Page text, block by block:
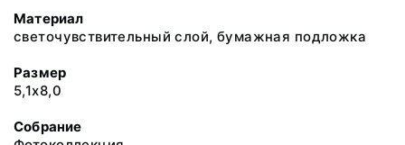
Материал
светочувствительный слой, бумажная подложка
Размер
5,1х8,0
Собрание